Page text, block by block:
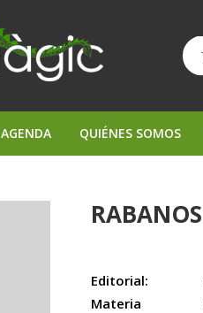
AGENDA QUIÉNES SOMOS
RABANOS
Editorial:
Materia